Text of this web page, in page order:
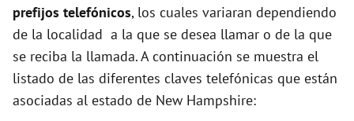
prefijos telefónicos, los cuales variaran dependiendo
de la localidad a la que se desea llamar o de la que
se reciba la llamada. A continuación se muestra el
listado de las diferentes claves telefónicas que están
asociadas al estado de New Hampshire: